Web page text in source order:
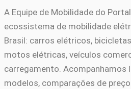
A Equipe de Mobilidade do
ecossistema de mobilidade
Brasil: carros elétricos,
motos elétricas, veículos
carregamento. Acompanhamos
modelos, comparações de